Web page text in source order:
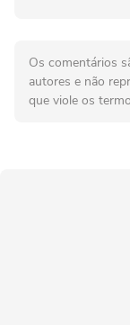
Os comentários
autores e não
que viole os